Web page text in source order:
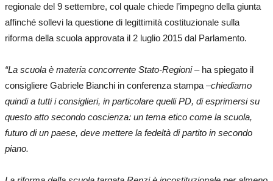
regionale del 9 settembre, col quale chiede l’impegno della giunta
affinché sollevi la questione di legittimità costituzionale sulla
riforma della scuola approvata il 2 luglio 2015 dal Parlamento.
“La scuola è materia concorrente Stato-Regioni– ha spiegato il
consigliere Gabriele Bianchi in conferenza stampa –chiediamo
quindi a tutti i consiglieri, in particolare quelli PD, di esprimersi su
questo atto secondo coscienza: un tema etico come la scuola,
futuro di un paese, deve mettere la fedeltà di partito in secondo
piano.